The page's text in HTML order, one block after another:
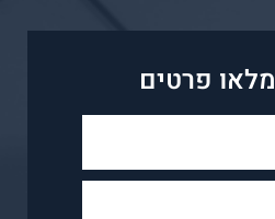
מלאו פרטים